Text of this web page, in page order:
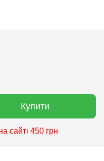
Купити
сайті 450 грн